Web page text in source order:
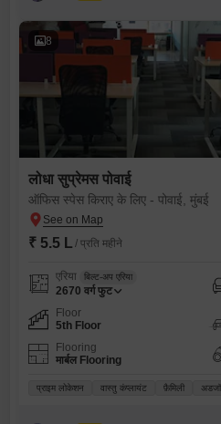
8
लोधा सुप्रेमस पोवाई
ऑफिस स्पेस किराए के लिए - पोवाई, मुंबई
₹ 5.5 L / प्रति महीने
एरिया बिल्ट-अप एरिया
2670 वर्ग फुट
Floor
5th Floor
Flooring
मार्बल Flooring
प्राइम लोकेशन वास्तु कंप्लायंट फ़ैमिली